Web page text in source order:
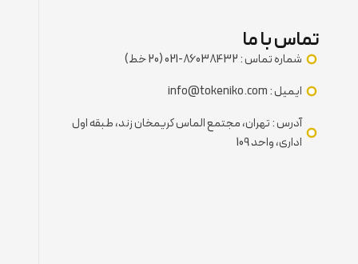
تماس با ما
شماره تماس : 86038432-021 (20 خط)
ایمیل : info@tokeniko.com
آدرس : تهران، مجتمع الماس کریمخان زند، طبقه اول
اداری، واحد 109